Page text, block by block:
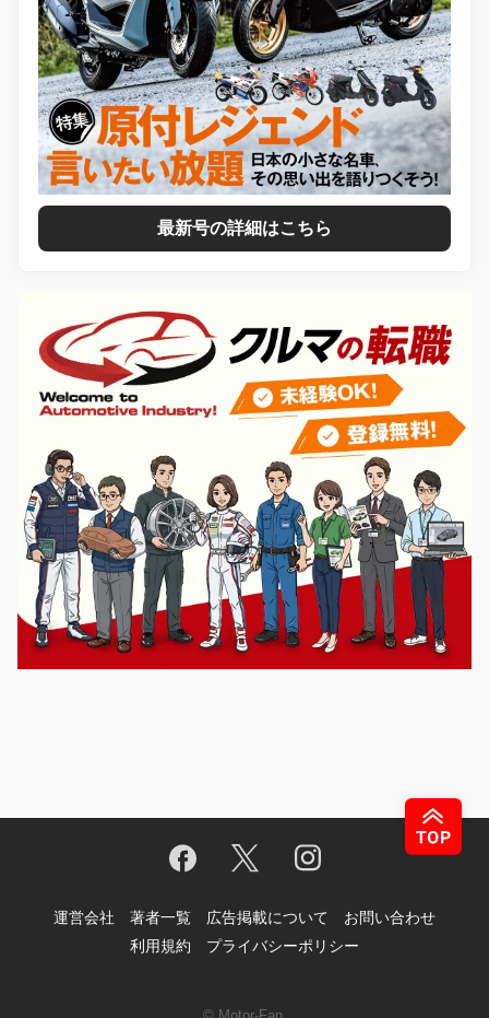
最新号の詳細はこちら
運営会社 著者一覧 広告掲載について
お問い合わせ
利用規約
プライバシーポリシー